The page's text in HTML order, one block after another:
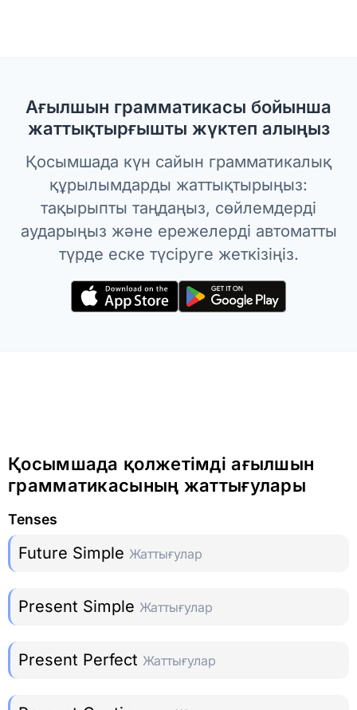
Ағылшын грамматикасы бойынша
жаттықтырғышты жүктеп алыңыз
Қосымшада күн сайын грамматикалық
құрылымдарды жаттықтырыңыз:
тақырыпты таңдаңыз, сөйлемдерді
аударыңыз және ережелерді автоматты
түрде еске түсіруге жеткізіңіз.
Қосымшада қолжетімді ағылшын
грамматикасының жаттығулары
Tenses
Future Simple Жаттығулар
Present Simple Жаттығулар
Present Perfect Жаттығулар